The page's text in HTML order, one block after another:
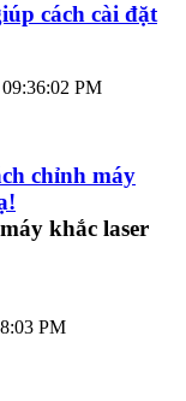
cách cài đặt
09:36:02 PM
chỉnh máy
PM